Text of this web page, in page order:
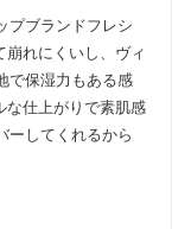
プブランドフレシ
崩れにくいし、ヴィ
で保湿力もある感
な仕上がりで素肌感
ーしてくれるから